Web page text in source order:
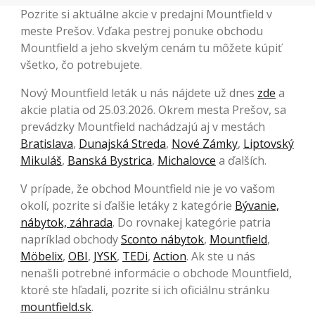
Pozrite si aktuálne akcie v predajni Mountfield v
meste Prešov. Vďaka pestrej ponuke obchodu
Mountfield a jeho skvelým cenám tu môžete kúpiť
všetko, čo potrebujete.
Nový Mountfield leták u nás nájdete už dnes zde a
akcie platia od 25.03.2026. Okrem mesta Prešov, sa
prevádzky Mountfield nachádzajú aj v mestách
Bratislava, Dunajská Streda, Nové Zámky, Liptovský
Mikuláš, Banská Bystrica, Michalovce a ďalších.
V prípade, že obchod Mountfield nie je vo vašom
okolí, pozrite si ďalšie letáky z kategórie Bývanie,
nábytok, záhrada. Do rovnakej kategórie patria
napríklad obchodySconto nábytok, Mountfield,
Möbelix, OBI, JYSK, TEDi, Action. Ak ste u nás
nenašli potrebné informácie o obchode Mountfield,
ktoré ste hľadali, pozrite si ich oficiálnu stránku
mountfield.sk.